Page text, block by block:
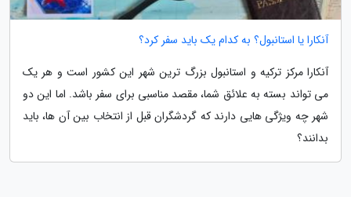
آنکارا یا استانبول؟ به کدام یک باید سفر کرد؟
آنکارا مرکز ترکیه و استانبول بزرگ ترین شهر این کشور است و هر یک
می تواند بسته به علائق شما، مقصد مناسبی برای سفر باشد. اما این دو
شهر چه ویژگی هایی دارند که گردشگران قبل از انتخاب بین آن ها، باید
بدانند؟